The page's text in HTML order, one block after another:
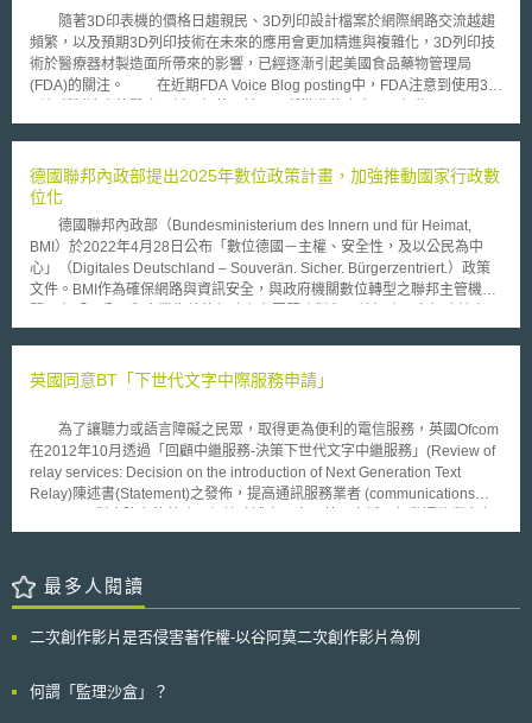
垂直契約（如授權契約），往後遇有爭議恐被法院認為條款無效。故可折衷
於「期間」加以限制，禁止逆向工程直到產品或服務上市為止，基本上企業
只有在確信可以收回成本情況下才會投資於新技術開發。合理而言應在產品
或服務公開上市後，才可以對產品或服務進行逆向工程。 注意誠實信用原
則並延長條款效力：現行法就禁止逆向工程與否可由締約雙方協議。該禁止
方之情況。但為避免仍有違誠實信用原則疑慮，契約可明確約定於產品或服
保該期間內營業秘密所有權人之營業秘密專有權。合作契約亦可約定禁止條
款於契約提早終止一定期間內仍有效。 [1]Dr. Henrik Holzapfel，New
german law on the protection of trade secrets,
https://www.mwe.com/insights/new-german-law-protection-trade-secrets/
(last visisted Sep.25,2019).
隨著3D印表機的價格日趨親民、3D列印設計檔案於網際網路交流越趨
頻繁，以及預期3D列印技術在未來的應用會更加精進與複雜化，3D列印技
術於醫療器材製造面所帶來的影響，已經逐漸引起美國食品藥物管理局
(FDA)的關注。 在近期FDA Voice Blog posting中，FDA注意到使用3D
cleared clinical interventions)，並預料未來將會有更多3D列印醫療器材投
Engineering Laboratories)也對於3D列印技術就醫療器材製造所帶來的影
響進行調查，且CDRH功能表現與器材使用實驗室(CDRH’s Functional
Performance and Device Use Laboratory)也正開發與採用電腦模組化方法
來評估小規模設計變更於醫療器材使用安全性所帶來的影響。此外，固體力
學實驗室(Laboratory of Solid Mechanics)也正著手研究3D列印素材於列印
過程中對於醫療器材耐久性與堅固性所帶來的影響。 對於3D列印就醫
療器材製造所帶來的法制面挑戰，在Focus noted in August 2013中，其論
否不應將其視為是醫療器材？3D列印醫療器材是否需於FDA註冊登記？於
FDA是否應將其視為是未授權推廣等問題。 針對3D列印於醫療器材製
理指引推出前，必須先行召開公聽會來援引公眾意見作為該管理指引的建議
參考。而就該公聽會所討論的議題，主要依列印前、列印中與列印後區分三
階段不同議題。列印前議題討論包含但不限於材料化學、物理特性、可回收
性、部分重製性與過程有效性等；列印中議題討論包含但不限於列印過程特
性、軟體使用、後製程序與額外加工等；列印後議題討論則包含但不限於清
潔/多餘材料去除、消毒與生物相容性複雜度影響、最終裝置力學測定與檢
德國聯邦內政部提出2025年數位政策計畫，加強推動國家行政數
位化
德國聯邦內政部（Bundesministerium des Innern und für Heimat,
BMI）於2022年4月28日公布「數位德國－主權、安全性，及以公民為中
心」（Digitales Deutschland – Souverän. Sicher. Bürgerzentriert.）政策
文件。BMI作為確保網路與資訊安全，與政府機關數位轉型之聯邦主管機
之前提下，規劃2025年前預計達成之目標與具體措施，分述如下： （1）以
（Nutzerorientierung）作為行政數位化的指導原則，推動簡易、具透明
服務之指引、調修《網路近用法》（Onlinezugangsgesetz）等。 （2）國
家現代化：未來聯邦法律應於立法程序中，確認數位化之可行性，並刪除其
中有關書面形式之要求。另應加強聯邦政府內部之系統整合、促進行政工作
數位化，並透過訓練計畫讓員工適應數位化環境。 （3）資訊安全架構的現
代化：調整德國聯邦資訊安全局（Bundesamt für Sicherheit in der
關之資料能力與相關分析技能，並以歐盟「資料法案」（Data Act）為法律
基礎，為資料品質與資料使用建立標準。 （5）強化數位主權（Digitalen
Souveränität）與互通性：為確保國家在數位領域的長期能量，必須加強個
Kooperation, FITKO）合作，建立可信賴之標準與介面，並借助開源軟體
英國同意BT「下世代文字中際服務申請」
為了讓聽力或語言障礙之民眾，取得更為便利的電信服務，英國Ofcom
在2012年10月透過「回顧中繼服務-決策下世代文字中繼服務」(Review of
relay services: Decision on the introduction of Next Generation Text
Relay)陳述書(Statement)之發佈，提高通訊服務業者 (communications
須在2014年4月18日，達成「下世代文字中繼服務」(Next Generation Text
請，並在今年3月獲得Ofcom許可。 Ofcom要求下世代中繼服務最主要
重點，主要可分為(1)透過網際網路的連接，提供雙向語音服務，讓雙方談
心要求，除了透過提升服務性能、技術應變能力、員工培訓與申訴機制，增
該公司文字中繼服務將可進一步延伸至： 1.既有文字電話(textphones)與視
最多人閱讀
二次創作影片是否侵害著作權-以谷阿莫二次創作影片為例
何謂「監理沙盒」？